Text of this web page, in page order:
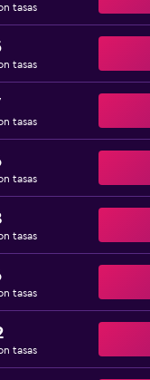
tasas
tasas
tasas
tasas
tasas
tasas
tasas